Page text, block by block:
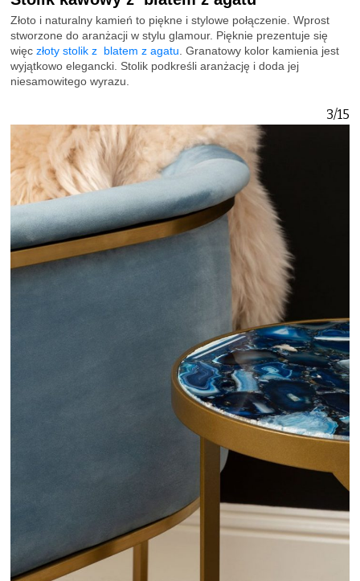
Złoto i naturalny kamień to piękne i stylowe połączenie. Wprost
stworzone do aranżacji w stylu glamour. Pięknie prezentuje się
więc złoty stolik z blatem z agatu. Granatowy kolor kamienia jest
wyjątkowo elegancki. Stolik podkreśli aranżację i doda jej
niesamowitego wyrazu.
3/15